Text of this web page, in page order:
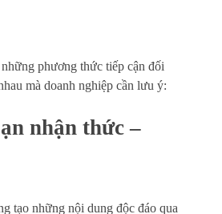
phương thức tiếp cận đối
mà doanh nghiệp cần lưu ý:
nhận thức –
tạo những nội dung độc đáo qua